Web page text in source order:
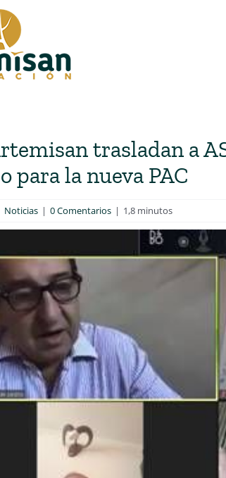
trasladan a
para la nueva PAC
Noticias | 0 Comentarios | 1,8 minutos